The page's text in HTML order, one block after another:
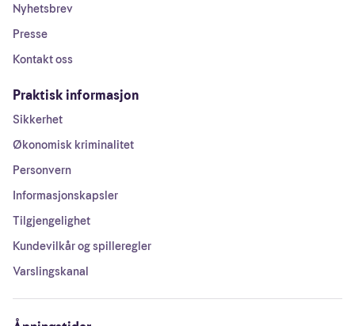
Nyhetsbrev
Presse
Kontakt oss
Praktisk informasjon
Sikkerhet
Økonomisk kriminalitet
Personvern
Informasjonskapsler
Tilgjengelighet
Kundevilkår og spilleregler
Varslingskanal